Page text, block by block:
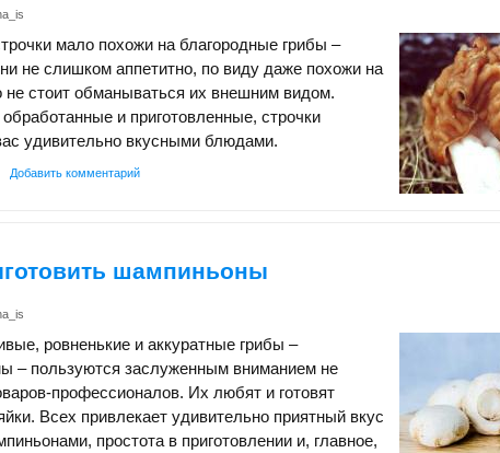
мало похожи на благородные грибы –
не слишком аппетитно, по виду даже похожи на
не стоит обманываться их внешним видом.
и приготовленные, строчки
удивительно вкусными блюдами.
Добавить комментарий
шампиньоны
ровненькие и аккуратные грибы –
– пользуются заслуженным вниманием не
профессионалов. Их любят и готовят
Всех привлекает удивительно приятный вкус
простота в приготовлении и, главное,